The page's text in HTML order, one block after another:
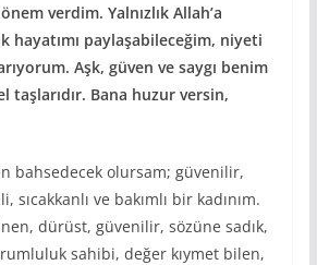
verdim. Yalnızlık Allah’a
hayatımı paylaşabileceğim, niyeti
Aşk, güven ve saygı benim
taşlarıdır. Bana huzur versin,
bahsedecek olursam; güvenilir,
sıcakkanlı ve bakımlı bir kadınım.
dürüst, güvenilir, sözüne sadık,
sahibi, değer kıymet bilen,